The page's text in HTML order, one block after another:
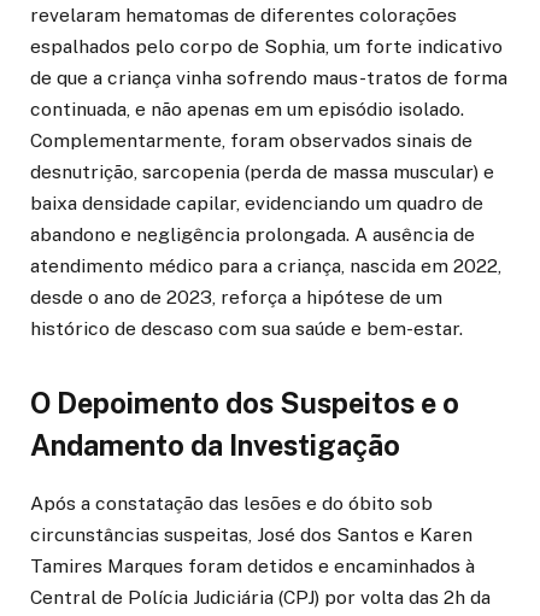
revelaram hematomas de diferentes colorações
espalhados pelo corpo de Sophia, um forte indicativo
de que a criança vinha sofrendo maus-tratos de forma
continuada, e não apenas em um episódio isolado.
Complementarmente, foram observados sinais de
desnutrição, sarcopenia (perda de massa muscular) e
baixa densidade capilar, evidenciando um quadro de
abandono e negligência prolongada. A ausência de
atendimento médico para a criança, nascida em 2022,
desde o ano de 2023, reforça a hipótese de um
histórico de descaso com sua saúde e bem-estar.
O Depoimento dos Suspeitos e o
Andamento da Investigação
Após a constatação das lesões e do óbito sob
circunstâncias suspeitas, José dos Santos e Karen
Tamires Marques foram detidos e encaminhados à
Central de Polícia Judiciária (CPJ) por volta das 2h da